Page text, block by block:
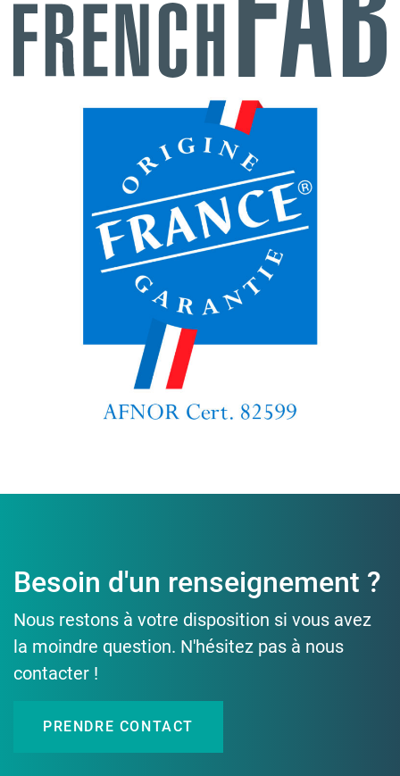
Besoin d'un renseignement ?
Nous restons à votre disposition si vous avez
la moindre question. N'hésitez pas à nous
contacter !
PRENDRE CONTACT